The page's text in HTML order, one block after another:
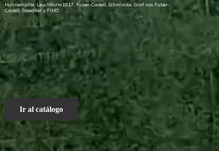
Hahnemühle, Leuchtturm1917, Faber-Castell, Schmincke, Graf von Faber-
Castell, Staedtler y FIMO
Ir al catálogo